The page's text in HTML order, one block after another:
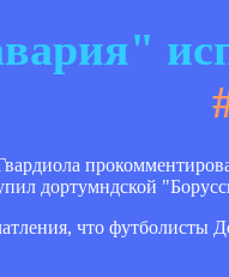
дортумндской
что футболисты